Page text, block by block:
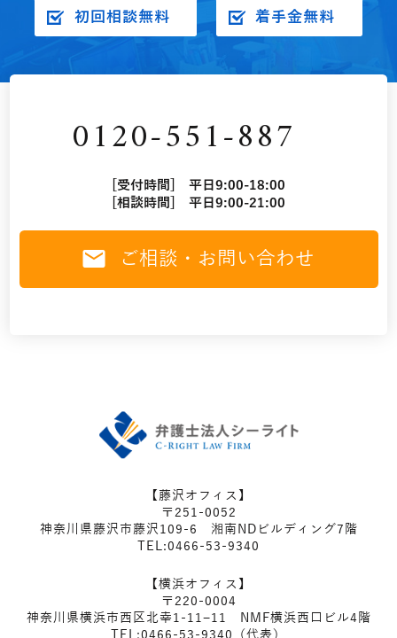
初回相談無料 着手金無料
0120-551-887
[受付時間] 平日9:00-18:00
[相談時間] 平日9:00-21:00
ご相談・お問い合わせ
【藤沢オフィス】
〒251-0052
神奈川県藤沢市藤沢109-6 湘南NDビルディング7階
TEL:0466-53-9340
【横浜オフィス】
〒220-0004
神奈川県横浜市西区北幸1-11−11 NMF横浜西口ビル4階
TEL:0466-53-9340（代表）